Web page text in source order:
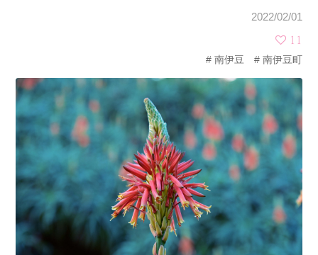
中伊豆
CATEGORY
海 岬
温泉 花
池・滝・川 山・公園・棚田
2022/02/01
11
南伊豆
南伊豆町